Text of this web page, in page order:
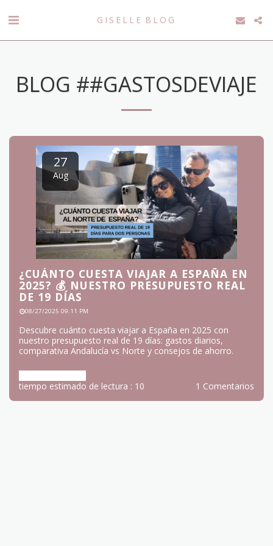
GISELLE BLOG
BLOG ##GASTOSDEVIAJE
27
Aug
¿CUÁNTO CUESTA VIAJAR A ESPAÑA EN
2025? 💰 NUESTRO PRESUPUESTO REAL
DE 19 DÍAS
08/27/2025 09:11 PM
Descubre cuánto cuesta viajar a España en 2025 con
nuestro presupuesto real de 19 días: gastos diarios,
comparativa Andalucía vs Norte y consejos de ahorro.
tiempo estimado de lectura : 10
1 Comentarios